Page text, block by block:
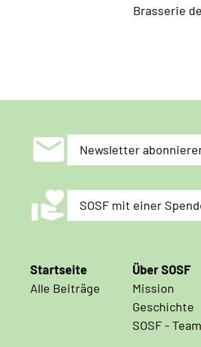
Brasserie
mail Newsletter
volunteer_activism SOSF mit einer
Hauptnavigation
Startseite
Alle Beiträge
Über SOSF
Mission
Geschichte
SOSF - Team